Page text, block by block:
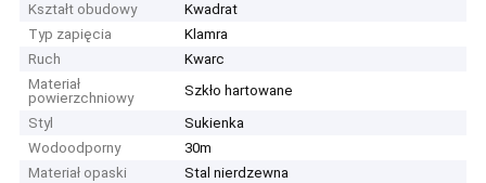
Kształt obudowy
Kwadrat
Typ zapięcia
Klamra
Ruch
Kwarc
Materiał
powierzchniowy
Szkło hartowane
Styl
Sukienka
Wodoodporny
30m
Materiał opaski
Stal nierdzewna